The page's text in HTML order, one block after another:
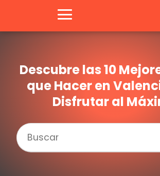
Descubre las 10
que Hacer en
Disfrutar al